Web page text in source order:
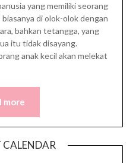
yang memiliki seorang
biasanya di olok-olok dengan
bahkan tetangga, yang
itu tidak disayang.
anak kecil akan melekat
more